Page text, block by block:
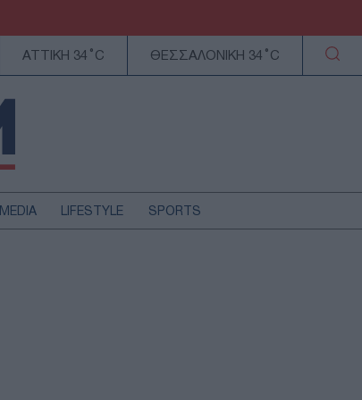
ΑΤΤΙΚΗ 34°C ΘΕΣΣΑΛΟΝΙΚΗ 34°C
MEDIA LIFESTYLE SPORTS